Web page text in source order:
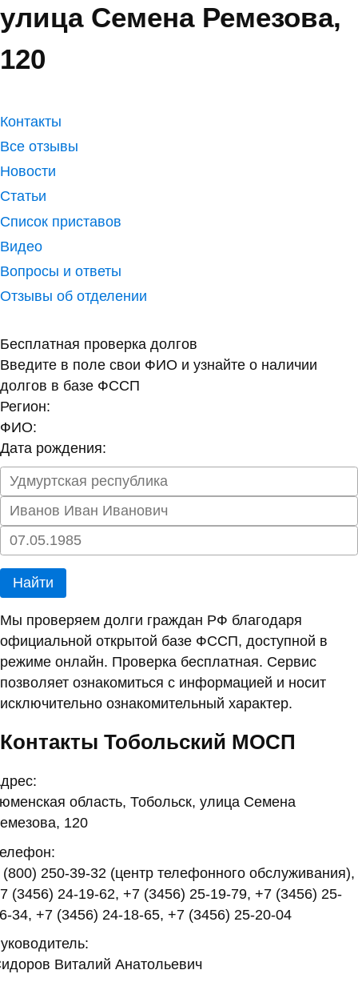
улица Семена Ремезова,
120
Контакты
Все отзывы
Новости
Статьи
Список приставов
Видео
Вопросы и ответы
Отзывы об отделении
Бесплатная проверка долгов
Введите в поле свои ФИО и узнайте о наличии
долгов в базе ФССП
Регион:
ФИО:
Дата рождения:
Найти
Мы проверяем долги граждан РФ благодаря
официальной открытой базе ФССП, доступной в
режиме онлайн. Проверка бесплатная. Сервис
позволяет ознакомиться с информацией и носит
исключительно ознакомительный характер.
Контакты Тобольский МОСП
область, Тобольск, улица Семена
120
(800) 250-39-32 (центр телефонного обслуживания),
(3456) 24-19-62, +7 (3456) 25-19-79, +7 (3456) 25-
34, +7 (3456) 24-18-65, +7 (3456) 25-20-04
Виталий Анатольевич